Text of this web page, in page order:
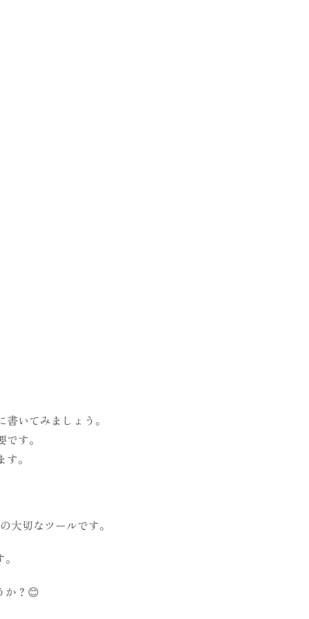
いてみましょう。
す。
。
大切なツールです。
か？😊